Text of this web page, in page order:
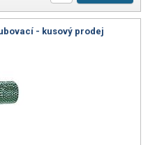
- kusový prodej